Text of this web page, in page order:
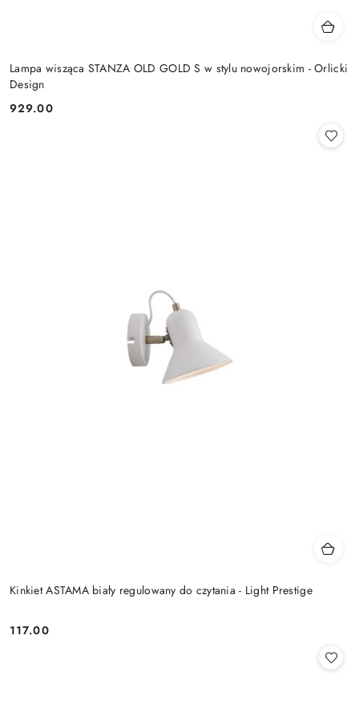
Lampa wisząca STANZA OLD GOLD S w stylu nowojorskim - Orlicki
Design
Cena:
929.00
Kinkiet ASTAMA biały regulowany do czytania - Light Prestige
Cena:
117.00